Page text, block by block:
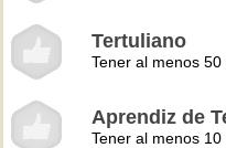
Tertuliano
Tener al menos
Aprendiz de
Tener al menos